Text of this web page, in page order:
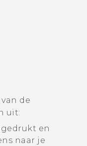
de
uit:
en
naar je